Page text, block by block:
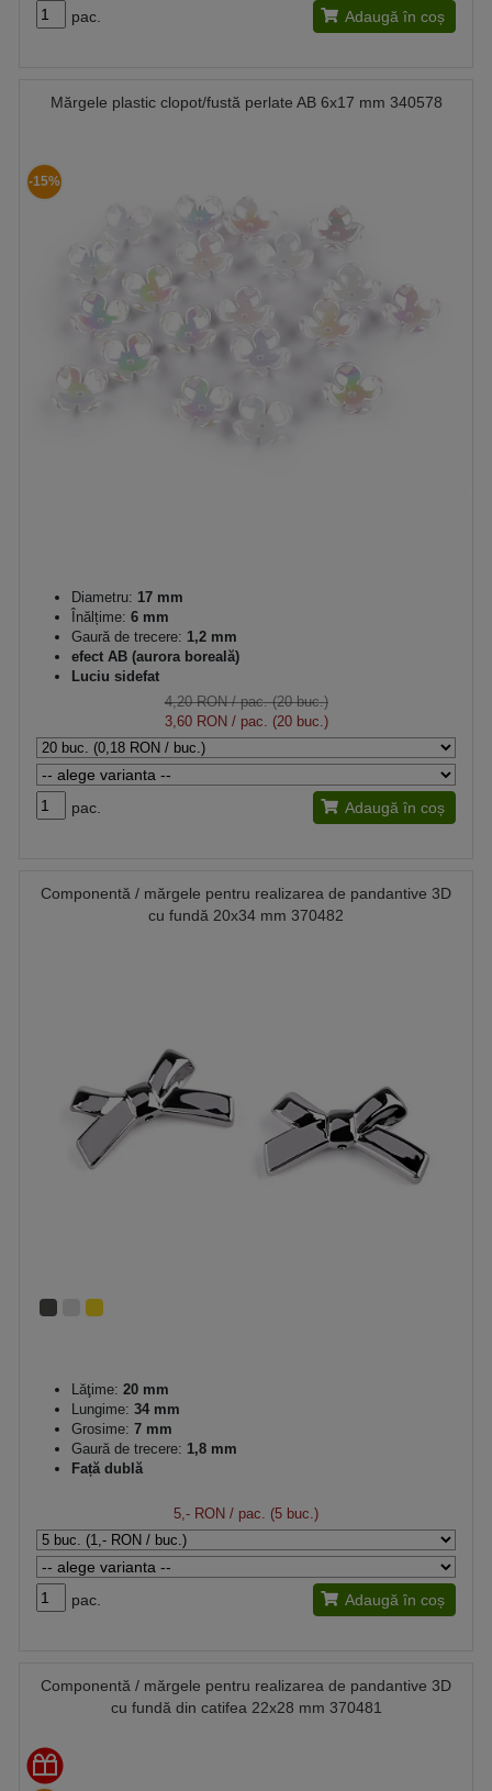
pac. Adaugă în coș
Mărgele plastic clopot/fustă perlate AB 6x17 mm 340578
-15%
Diametru: 17 mm
Înălțime: 6 mm
Gaură de trecere: 1,2 mm
efect AB (aurora boreală)
Luciu sidefat
4,20 RON/ pac. (20 buc.)
3,60 RON / pac. (20 buc.)
pac. Adaugă în coș
Componentă / mărgele pentru realizarea de pandantive 3D
cu fundă 20x34 mm 370482
Lăţime: 20 mm
Lungime: 34 mm
Grosime: 7 mm
Gaură de trecere: 1,8 mm
Față dublă
5,- RON / pac. (5 buc.)
pac. Adaugă în coș
Componentă / mărgele pentru realizarea de pandantive 3D
cu fundă din catifea 22x28 mm 370481